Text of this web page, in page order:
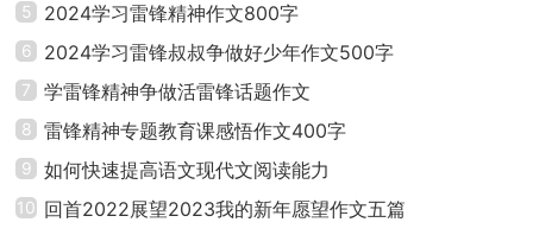
5 2024学习雷锋精神作文800字
6 2024学习雷锋叔叔争做好少年作文500字
7 学雷锋精神争做活雷锋话题作文
8 雷锋精神专题教育课感悟作文400字
9 如何快速提高语文现代文阅读能力
10 回首2022展望2023我的新年愿望作文五篇